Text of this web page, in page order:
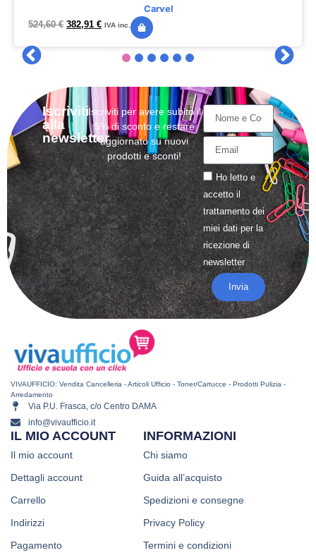
Carvel
524,60€ 382,91 € IVA inc.
Iscriviti
alla
newsletter
Iscriviti per avere subito il
5% di sconto e restare
aggiornato su nuovi
prodotti e sconti!
Ho letto e
accetto il
trattamentodei
miei dati per la
ricezione di
newsletter
Invia
VIVAUFFICIO: Vendita Cancelleria - Articoli Ufficio - Toner/Cartucce - Prodotti Pulizia -
Arredamento
Via P.U. Frasca, c/o Centro DAMA
info@vivaufficio.it
INFORMAZIONI
Chi siamo
Guida all’acquisto
Spedizioni e consegne
Privacy Policy
Termini e condizioni
IL MIO ACCOUNT
Il mio account
Dettagli account
Carrello
Indirizzi
Pagamento